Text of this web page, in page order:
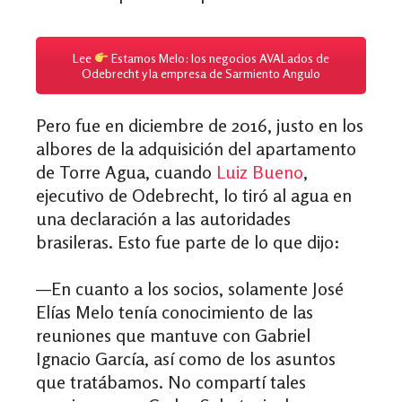
Lee
Estamos Melo: los negocios AVALados de
Odebrecht y la empresa de Sarmiento Angulo
Pero fue en diciembre de 2016, justo en los
albores de la adquisición del apartamento
de Torre Agua, cuando Luiz Bueno,
ejecutivo de Odebrecht, lo tiró al agua en
una declaración a las autoridades
brasileras. Esto fue parte de lo que dijo:
—En cuanto a los socios, solamente José
Elías Melo tenía conocimiento de las
reuniones que mantuve con Gabriel
Ignacio García, así como de los asuntos
que tratábamos. No compartí tales